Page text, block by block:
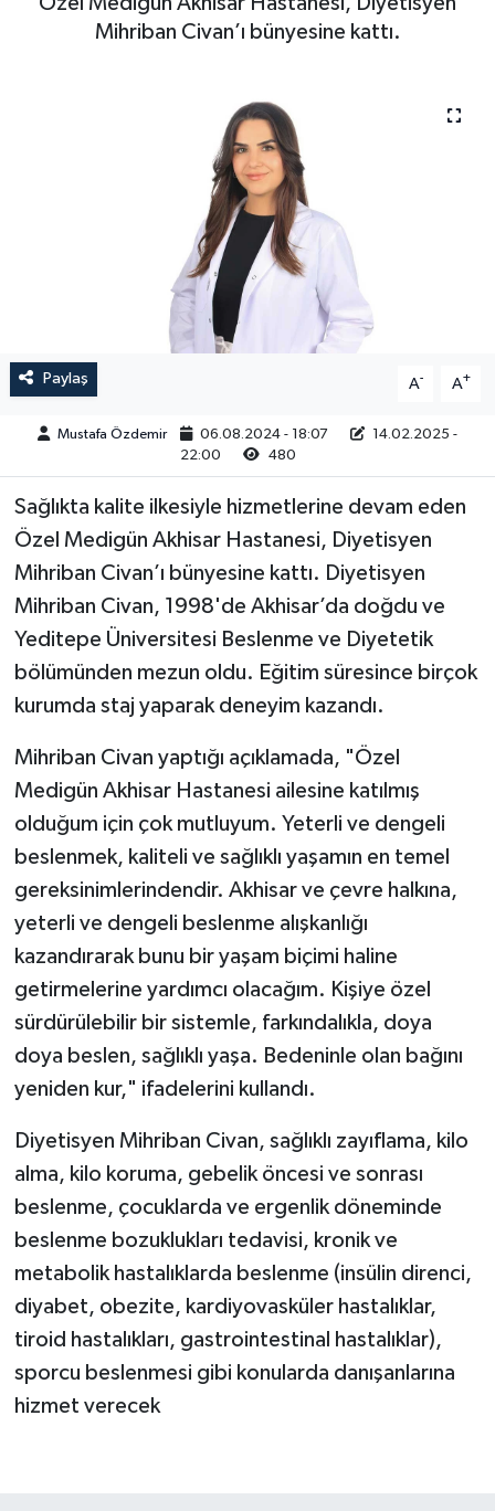
Mihriban Civan’ı bünyesine kattı.
Paylaş A- A+
Mustafa Özdemir 06.08.2024 - 18:07
14.02.2025 -
22:00
480
Sağlıkta kalite ilkesiyle hizmetlerine devam eden
Özel Medigün Akhisar Hastanesi, Diyetisyen
Mihriban Civan’ı bünyesine kattı. Diyetisyen
Mihriban Civan, 1998'de Akhisar’da doğdu ve
Yeditepe Üniversitesi Beslenme ve Diyetetik
bölümünden mezun oldu. Eğitim süresince birçok
kurumda staj yaparak deneyim kazandı.
Mihriban Civan yaptığı açıklamada, "Özel
Medigün Akhisar Hastanesi ailesine katılmış
olduğum için çok mutluyum. Yeterli ve dengeli
beslenmek, kaliteli ve sağlıklı yaşamın en temel
gereksinimlerindendir. Akhisar ve çevre halkına,
yeterli ve dengeli beslenme alışkanlığı
kazandırarak bunu bir yaşam biçimi haline
getirmelerine yardımcı olacağım. Kişiye özel
sürdürülebilir bir sistemle, farkındalıkla, doya
doya beslen, sağlıklı yaşa. Bedeninle olan bağını
yeniden kur," ifadelerini kullandı.
Diyetisyen Mihriban Civan, sağlıklı zayıflama, kilo
alma, kilo koruma, gebelik öncesi ve sonrası
beslenme, çocuklarda ve ergenlik döneminde
beslenme bozuklukları tedavisi, kronik ve
metabolik hastalıklarda beslenme (insülin direnci,
diyabet, obezite, kardiyovasküler hastalıklar,
tiroid hastalıkları, gastrointestinal hastalıklar),
sporcu beslenmesi gibi konularda danışanlarına
hizmet verecek
Magazin
Kadın
Duyurular
Kadın
Teknoloji
Akhisar Emlak
Ülke